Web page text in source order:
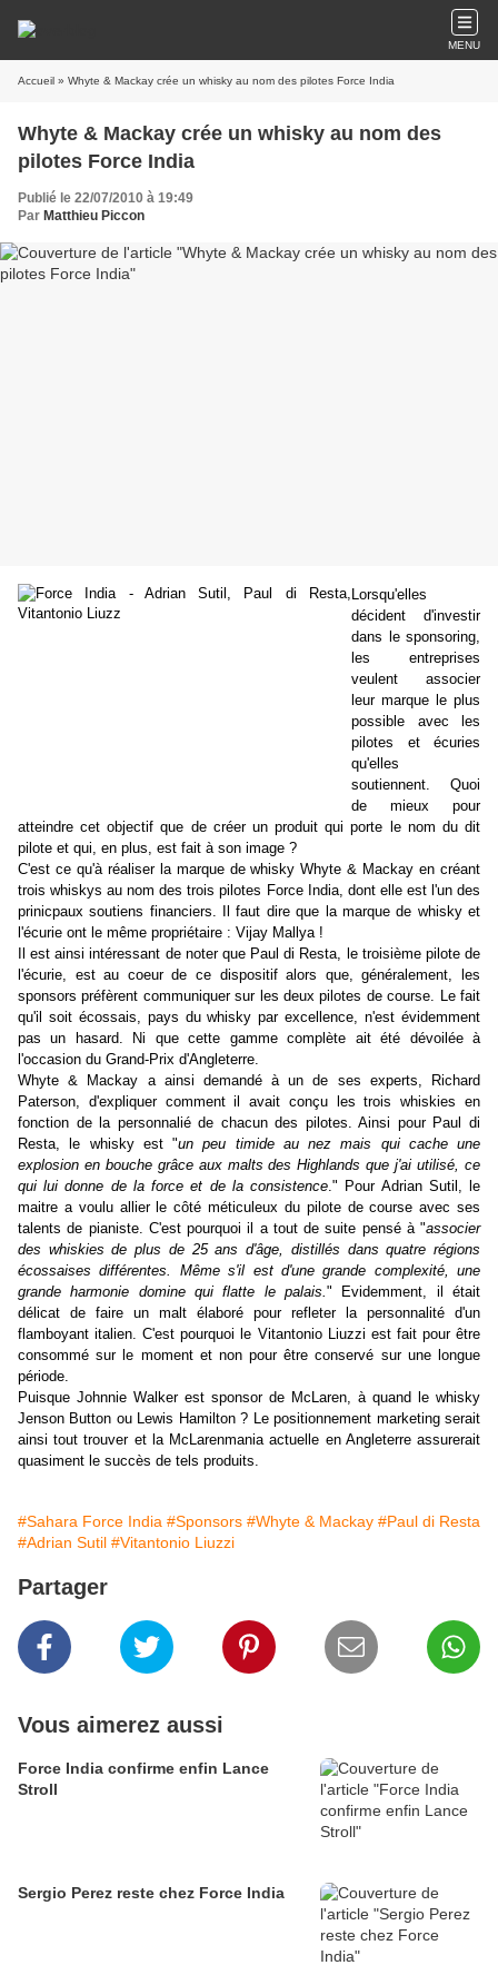
MENU
Accueil » Whyte & Mackay crée un whisky au nom des pilotes Force India
Whyte & Mackay crée un whisky au nom des
pilotes Force India
Publié le 22/07/2010 à 19:49
Par Matthieu Piccon
Lorsqu'elles
décident d'investir
dans le sponsoring,
les entreprises
veulent associer
leur marque le plus
possible avec les
pilotes et écuries
qu'elles
soutiennent. Quoi
de mieux pour
atteindre cet objectif que de créer un produit qui porte le nom du dit
pilote et qui, en plus, est fait à son image ?
C'est ce qu'à réaliser la marque de whisky Whyte & Mackay en créant
trois whiskys au nom des trois pilotes Force India, dont elle est l'un des
prinicpaux soutiens financiers. Il faut dire que la marque de whisky et
l'écurie ont le même propriétaire : Vijay Mallya !
Il est ainsi intéressant de noter que Paul di Resta, le troisième pilote de
l'écurie, est au coeur de ce dispositif alors que, généralement, les
sponsors préfèrent communiquer sur les deux pilotes de course. Le fait
qu'il soit écossais, pays du whisky par excellence, n'est évidemment
pas un hasard. Ni que cette gamme complète ait été dévoilée à
l'occasion du Grand-Prix d'Angleterre.
Whyte & Mackay a ainsi demandé à un de ses experts, Richard
Paterson, d'expliquer comment il avait conçu les trois whiskies en
fonction de la personnalié de chacun des pilotes. Ainsi pour Paul di
Resta, le whisky est "un peu timide au nez mais qui cache une
explosion en bouche grâce aux malts des Highlands que j'ai utilisé, ce
qui lui donne de la force et de la consistence." Pour Adrian Sutil, le
maitre a voulu allier le côté méticuleux du pilote de course avec ses
talents de pianiste. C'est pourquoi il a tout de suite pensé à "associer
des whiskies de plus de 25 ans d'âge, distillés dans quatre régions
écossaises différentes. Même s'il est d'une grande complexité, une
grande harmonie domine qui flatte le palais."
Evidemment, il était
délicat de faire un malt élaboré pour refleter la personnalité d'un
flamboyant italien. C'est pourquoi le Vitantonio Liuzzi est fait pour être
consommé sur le moment et non pour être conservé sur une longue
période.
Puisque Johnnie Walker est sponsor de McLaren, à quand le whisky
Jenson Button ou Lewis Hamilton ? Le positionnement marketing serait
ainsi tout trouver et la McLarenmania actuelle en Angleterre assurerait
quasiment le succès de tels produits.
#Sahara Force India #Sponsors #Whyte & Mackay #Paul di Resta
#Adrian Sutil #Vitantonio Liuzzi
Partager
Vous aimerez aussi
Force India confirme enfin Lance
Stroll
Sergio Perez reste chez Force India